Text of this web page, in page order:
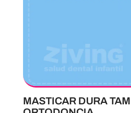
MASTICAR DURA